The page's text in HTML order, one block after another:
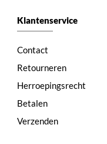
Klantenservice
Contact
Retourneren
Herroepingsrecht
Betalen
Verzenden